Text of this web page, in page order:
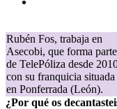
Rubén Fos, trabaja en
Asecobi, que forma parte
de TelePóliza desde
con su franquicia situada
en Ponferrada (León).
¿Por qué os